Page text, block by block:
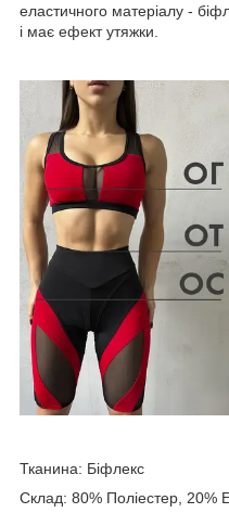
еластичного матеріалу -
і має ефект утяжки.
Тканина: Біфлекс
Склад: 80% Поліестер, 20%